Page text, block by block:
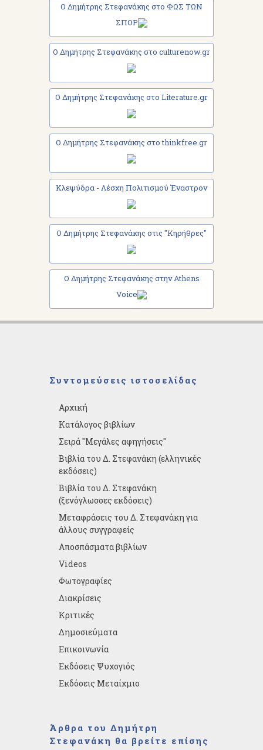
Ο Δημήτρης Στεφανάκης στο ΦΩΣ ΤΩΝ
ΣΠΟΡ
Ο Δημήτρης Στεφανάκης στο culturenow.gr
Ο Δημήτρης Στεφανάκης στο Literature.gr
Ο Δημήτρης Στεφανάκης στο thinkfree.gr
Κλεψύδρα - Λέσχη Πολιτισμού Έναστρον
Ο Δημήτρης Στεφανάκης στις "Κηρήθρες"
Ο Δημήτρης Στεφανάκης στην Athens
Voice
Συντομεύσεις ιστοσελίδας
Αρχική
Κατάλογος βιβλίων
Σειρά "Μεγάλες αφηγήσεις"
Βιβλία του Δ. Στεφανάκη (ελληνικές
εκδόσεις)
Βιβλία του Δ. Στεφανάκη
(ξενόγλωσσες εκδόσεις)
Μεταφράσεις του Δ. Στεφανάκη για
άλλους συγγραφείς
Αποσπάσματα βιβλίων
Videos
Φωτογραφίες
Διακρίσεις
Κριτικές
Δημοσιεύματα
Επικοινωνία
Εκδόσεις Ψυχογιός
Εκδόσεις Μεταίχμιο
Άρθρα του Δημήτρη
Στεφανάκη θα βρείτε επίσης